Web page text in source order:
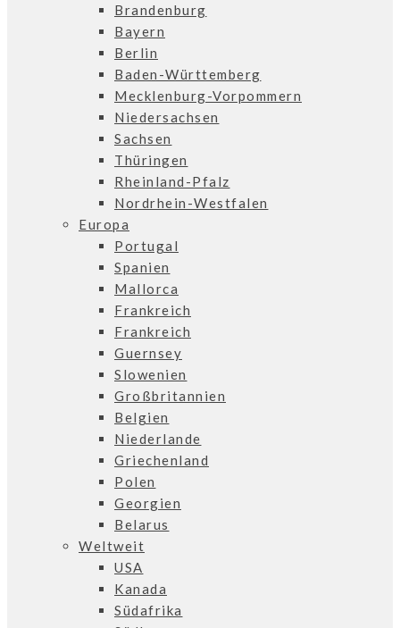
Brandenburg
Bayern
Berlin
Baden-Württemberg
Mecklenburg-Vorpommern
Niedersachsen
Sachsen
Thüringen
Rheinland-Pfalz
Nordrhein-Westfalen
Europa
Portugal
Spanien
Mallorca
Frankreich
Frankreich
Guernsey
Slowenien
Großbritannien
Belgien
Niederlande
Griechenland
Polen
Georgien
Belarus
Weltweit
USA
Kanada
Südafrika